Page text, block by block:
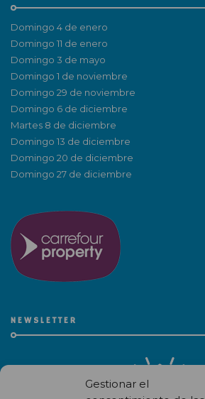
Gestionar el
Domingo 4 de enero
Domingo 11 de enero
Domingo 3 de mayo
Domingo 1 de noviembre
Domingo 29 de noviembre
Domingo 6 de diciembre
Martes 8 de diciembre
Domingo 13 de diciembre
Domingo 20 de diciembre
Domingo 27 de diciembre
NEWSLETTER